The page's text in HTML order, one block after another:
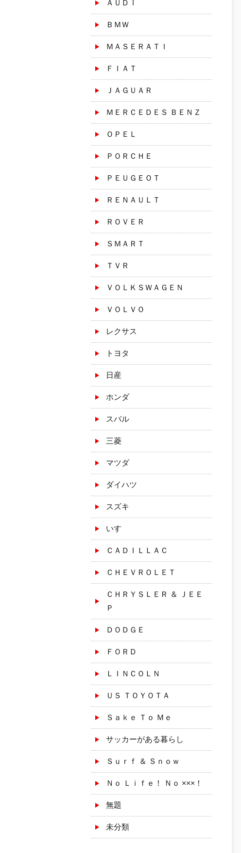
ＡＵＤＩ
ＢＭＷ
ＭＡＳＥＲＡＴＩ
ＦＩＡＴ
ＪＡＧＵＡＲ
ＭＥＲＣＥＤＥＳ ＢＥＮＺ
ＯＰＥＬ
ＰＯＲＣＨＥ
ＰＥＵＧＥＯＴ
ＲＥＮＡＵＬＴ
ＲＯＶＥＲ
ＳＭＡＲＴ
ＴＶＲ
ＶＯＬＫＳＷＡＧＥＮ
ＶＯＬＶＯ
レクサス
トヨタ
日産
ホンダ
スバル
三菱
マツダ
ダイハツ
スズキ
いすゞ
ＣＡＤＩＬＬＡＣ
ＣＨＥＶＲＯＬＥＴ
ＣＨＲＹＳＬＥＲ ＆ ＪＥＥ
Ｐ
ＤＯＤＧＥ
ＦＯＲＤ
ＬＩＮＣＯＬＮ
ＵＳ ＴＯＹＯＴＡ
Ｓａｋｅ Ｔｏ Ｍｅ
サッカーがある暮らし
Ｓｕｒｆ ＆ Ｓｎｏｗ
Ｎｏ Ｌｉｆｅ！ Ｎｏ ×××！
無題
未分類